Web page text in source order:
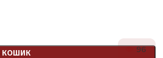
КОШИК 96